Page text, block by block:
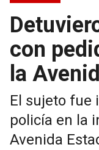
con
la
El sujeto fue
policía en la
Avenida